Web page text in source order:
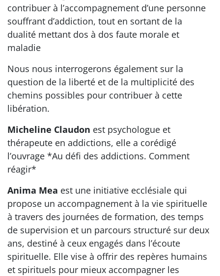
contribuer à l’accompagnement d’une personne
souffrant d’addiction, tout en sortant de la
dualité mettant dos à dos faute morale et
maladie
Nous nous interrogerons également sur la
question de la liberté et de la multiplicité des
chemins possibles pour contribuer à cette
libération.
Micheline Claudon est psychologue et
thérapeute en addictions, elle a corédigé
l’ouvrage *Au défi des addictions. Comment
réagir*
Anima Mea est une initiative ecclésiale qui
propose un accompagnement à la vie spirituelle
à travers des journées de formation, des temps
de supervision et un parcours structuré sur deux
ans, destiné à ceux engagés dans l’écoute
spirituelle. Elle vise à offrir des repères humains
et spirituels pour mieux accompagner les